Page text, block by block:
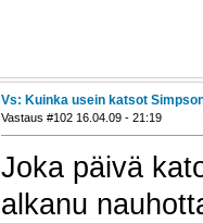
Vs: Kuinka usein katsot
Vastaus #102 16.04.09 - 21:19
Joka päivä
alkanu